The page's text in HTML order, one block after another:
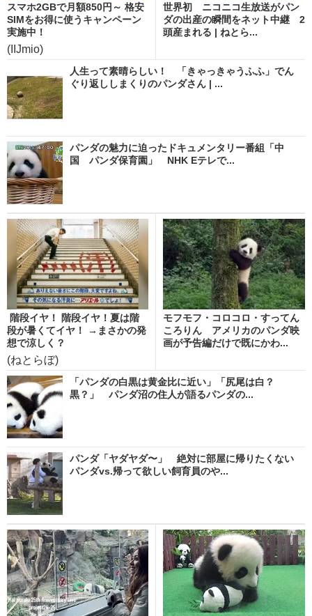
スマホ2GBで月額850円～ 格安
SIMをお得に使うキャンペーン
実施中！
(IIJmio)
世界初 ニコニコ生放送がパン
ダの出産の瞬間をネット中継 2
頭産まれる | ねとら...
人生って素晴らしい！ 「きゃっきゃうふふ」でん
ぐり返ししまくりのパンダさん | ...
パンダの魅力に迫ったドキュメンタリー番組「中
国 パンダ保育園」 NHK Eテレで...
階段イヤ！ 階段イヤ！夏は階
段が暑くてイヤ！ →まさかの発
想で涼しく？
(ねとらぼ)
モフモフ・コロコロ・すってん
ころりん アメリカのパンダ映
画が予告編だけで既にかわ...
「パンダの白黒は黄金比に近い」「尻尾は白？
黒？」 パンダ沼の住人が語るパンダの...
パンダ「ヤダヤダ〜」 絶対に部屋に帰りたくない
パンダvs.帰って欲しい飼育員のや...